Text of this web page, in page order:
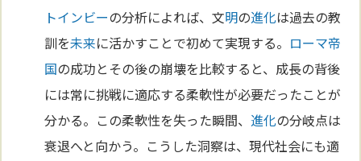
トインビーの分析によれば、文明の進化は過去の教
訓を未来に活かすことで初めて実現する。 ローマ帝
国の成功とその後の崩壊を比較すると、成長の背後
には常に挑戦に適応する柔軟性が必要だったことが
分かる。この柔軟性を失った瞬間、進化の分岐点は
衰退へと向かう。こうした洞察は、現代社会にも適